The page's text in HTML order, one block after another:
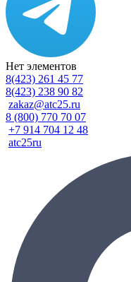
Нет элементов
8(423) 261 45 77
8(423) 238 90 82
zakaz@atc25.ru
8 (800) 770 70 07
+7 914 704 12 48
atc25ru